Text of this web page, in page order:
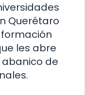
Querétaro
les abre
de